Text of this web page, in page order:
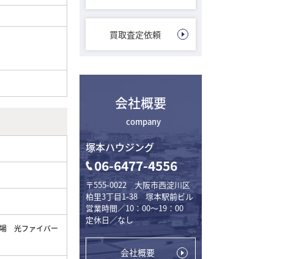
光ファイバー
買取査定依頼
会社概要
company
塚本ハウジング
06-6477-4556
〒555-0022 大阪市西淀川区
柏里3丁目1-38 塚本駅前ビル
営業時間／10：00～19：00
定休日／なし
会社概要